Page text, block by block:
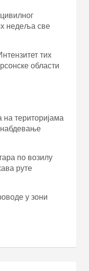
недеља све
тих
области
територијама
по возилу
руте
у зони